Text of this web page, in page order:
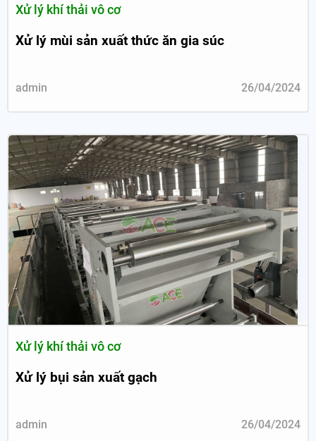
Xử lý khí thải vô cơ
Xử lý mùi sản xuất thức ăn gia súc
admin 26/04/2024
Xử lý khí thải vô cơ
Xử lý bụi sản xuất gạch
admin 26/04/2024